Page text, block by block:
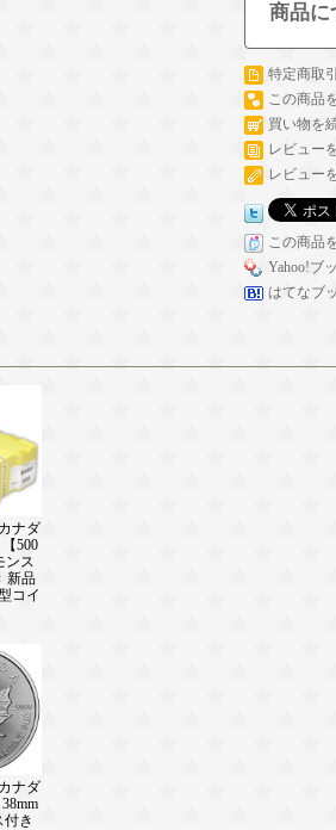
商品に
特定商取
この商品
買い物を
レビュー
レビュー
この商品
Yahoo!ブ
はてなブ
ナダ
500
ンス
新品
コイ
ナダ
付き